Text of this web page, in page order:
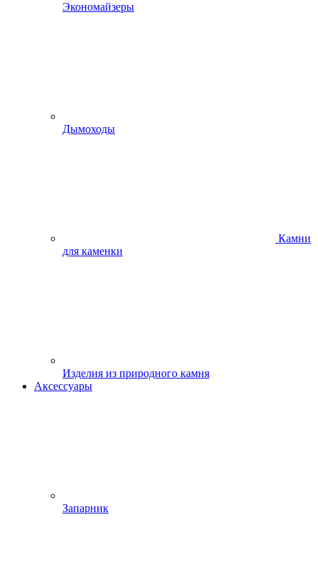
Экономайзеры
Дымоходы
Камни
для каменки
Изделия из природного камня
Аксессуары
Запарник